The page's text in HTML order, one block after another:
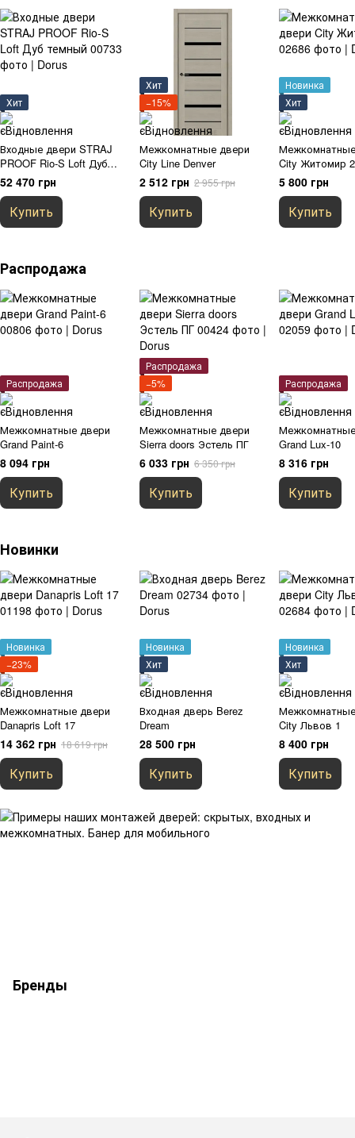
Хит
Входные двери STRAJ
PROOF Rio-S Loft Дуб
темный
52 470 грн
Купить
Хит
−15%
Межкомнатные двери
City Line Denver
2 512 грн 2 955 грн
Купить
Новинка
Хит
City Житомир 2
5 800 грн
Купить
Распродажа
Распродажа
Межкомнатные двери
Grand Paint-6
8 094 грн
Купить
Распродажа
−5%
Межкомнатные двери
Sierra doors Эстель ПГ
6 033 грн 6 350 грн
Купить
Распродажа
Grand Lux-10
8 316 грн
Купить
Новинки
Новинка
−23%
Межкомнатные двери
Danapris Loft 17
14 362 грн 18 619 грн
Купить
Новинка
Хит
Входная дверь Berez
Dream
28 500 грн
Купить
Новинка
Хит
City Львов 1
8 400 грн
Купить
Бренды